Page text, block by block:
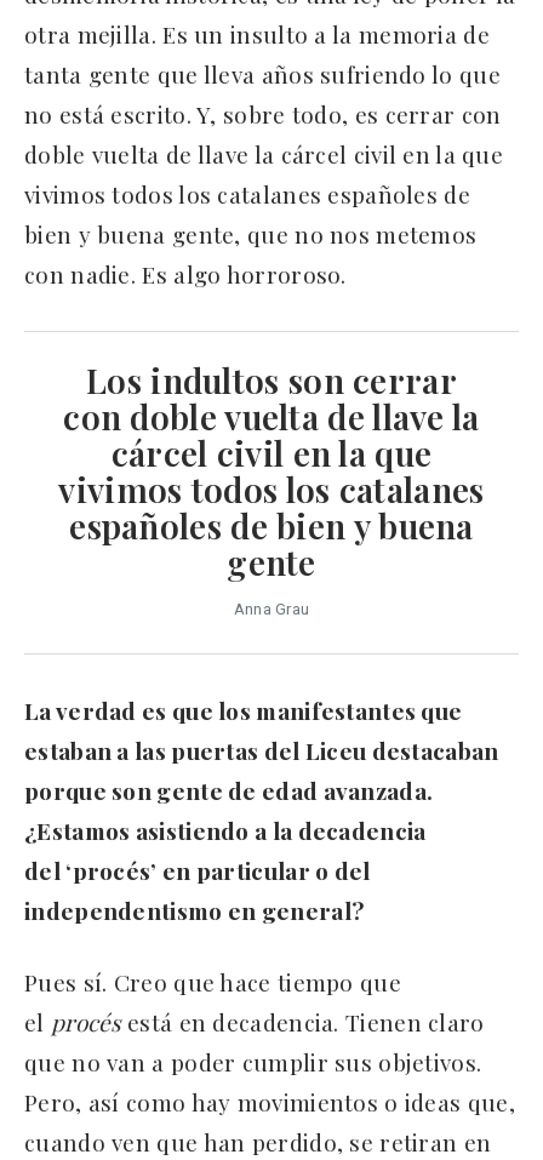
otra mejilla. Es un insulto a la memoria de
tanta gente que lleva años sufriendo lo que
no está escrito. Y, sobre todo, es cerrar con
doble vuelta de llave la cárcel civil en la que
vivimos todos los catalanes españoles de
bien y buena gente, que no nos metemos
con nadie. Es algo horroroso.
Los indultos son cerrar
con doble vuelta de llave la
cárcel civil en la que
vivimos todos los catalanes
españoles de bien y buena
gente
Anna Grau
La verdad es que los manifestantes que
estaban a las puertas del Liceu destacaban
porque son gente de edad avanzada.
¿Estamos asistiendo a la decadencia
del ‘procés’ en particular o del
independentismo en general?
Pues sí. Creo que hace tiempo que
el procésestá en decadencia. Tienen claro
que no van a poder cumplir sus objetivos.
Pero, así como hay movimientos o ideas que,
cuando ven que han perdido, se retiran en